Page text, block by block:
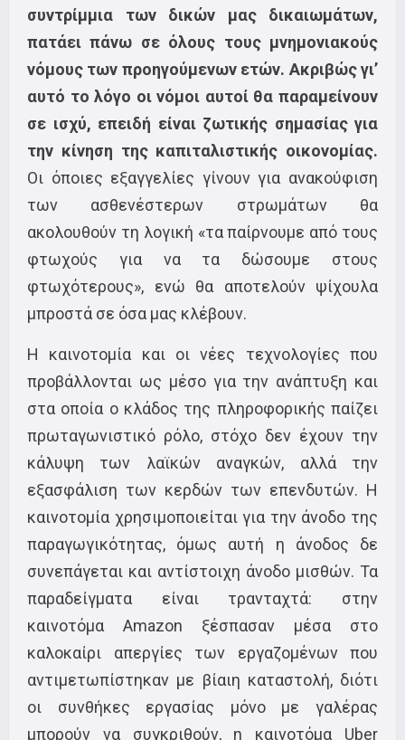
συντρίμμια των δικών μας δικαιωμάτων,
πατάει πάνω σε όλους τους μνημονιακούς
νόμους των προηγούμενων ετών. Ακριβώς γι’
αυτό το λόγο οι νόμοι αυτοί θα παραμείνουν
σε ισχύ, επειδή είναι ζωτικής σημασίας για
την κίνηση της καπιταλιστικής οικονομίας.
Οι όποιες εξαγγελίες γίνουν για ανακούφιση
των ασθενέστερων στρωμάτων θα
ακολουθούν τη λογική «τα παίρνουμε από τους
φτωχούς για να τα δώσουμε στους
φτωχότερους», ενώ θα αποτελούν ψίχουλα
μπροστά σε όσα μας κλέβουν.
Η καινοτομία και οι νέες τεχνολογίες που
προβάλλονται ως μέσο για την ανάπτυξη και
στα οποία ο κλάδος της πληροφορικής παίζει
πρωταγωνιστικό ρόλο, στόχο δεν έχουν την
κάλυψη των λαϊκών αναγκών, αλλά την
εξασφάλιση των κερδών των επενδυτών. Η
καινοτομία χρησιμοποιείται για την άνοδο της
παραγωγικότητας, όμως αυτή η άνοδος δε
συνεπάγεται και αντίστοιχη άνοδο μισθών. Τα
παραδείγματα είναι τρανταχτά: στην
καινοτόμα Amazon ξέσπασαν μέσα στο
καλοκαίρι απεργίες των εργαζομένων που
αντιμετωπίστηκαν με βίαιη καταστολή, διότι
οι συνθήκες εργασίας μόνο με γαλέρας
μπορούν να συγκριθούν, η καινοτόμα Uber